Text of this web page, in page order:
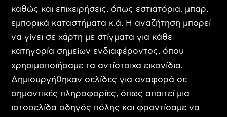
Επικοινωνία
Ελληνικά
English
καθώς και επιχειρήσεις, όπως εστιατόρια, μπαρ,
εμπορικά καταστήματα κ.ά. Η αναζήτηση μπορεί
να γίνει σε χάρτη με στίγματα για κάθε
κατηγορία σημείων ενδιαφέροντος, όπου
χρησιμοποιήσαμε τα αντίστοιχα εικονίδια.
Δημιουργήθηκαν σελίδες για αναφορά σε
σημαντικές πληροφορίες, όπως απαιτεί μια
ιστοσελίδα οδηγός πόλης και φροντίσαμε να